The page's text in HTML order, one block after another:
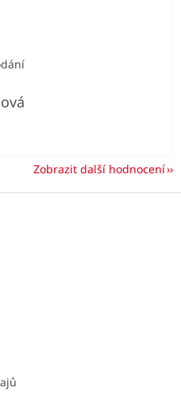
je 5 z 5 hvězdiček.
je 5 z 5 hvězdiček.
Zobrazit další hodnocení